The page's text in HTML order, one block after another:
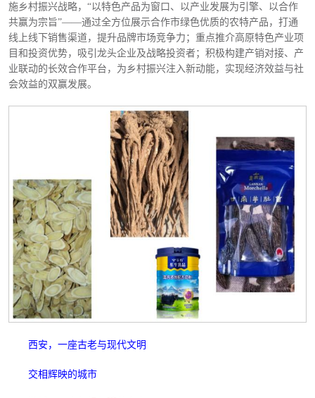
施乡村振兴战略，“以特色产品为窗口、以产业发展为引擎、以合作
共赢为宗旨”——通过全方位展示合作市绿色优质的农特产品，打通
线上线下销售渠道，提升品牌市场竞争力；重点推介高原特色产业项
目和投资优势，吸引龙头企业及战略投资者；积极构建产销对接、产
业联动的长效合作平台，为乡村振兴注入新动能，实现经济效益与社
会效益的双赢发展。
西安，一座古老与现代文明
交相辉映的城市